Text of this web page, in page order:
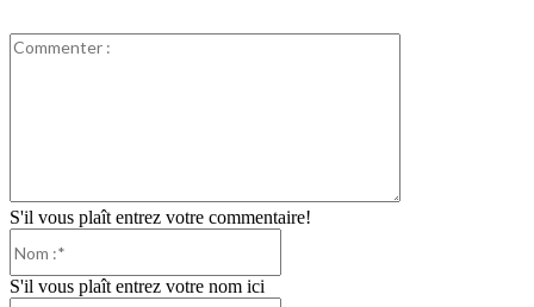
S'il vous plaît entrez votre commentaire!
S'il vous plaît entrez votre nom ici